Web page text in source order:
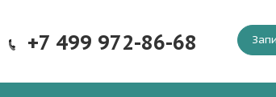
+7 499 972-86-68